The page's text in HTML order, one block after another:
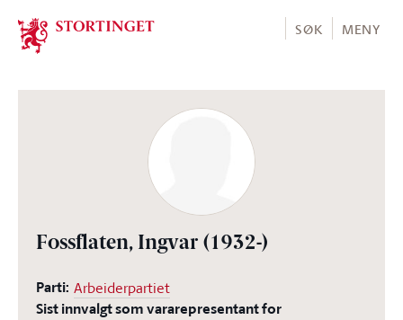
Stortinget.no
SØK MENY
Fossflaten, Ingvar (1932-)
Parti: Arbeiderpartiet
Sist innvalgt som vararepresentant for